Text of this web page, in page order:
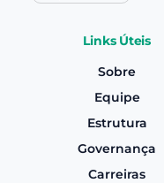
Links Úteis
Sobre
Equipe
Estrutura
Governança
Carreiras